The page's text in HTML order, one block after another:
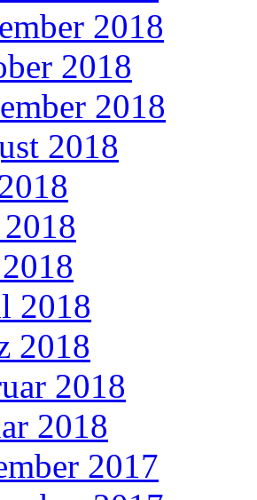
2018
2018
2018
2018
2018
2018
2018
2018
2017